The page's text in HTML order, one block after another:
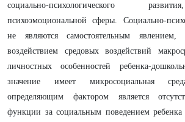
социально-психологического
психоэмоциональной сферы. Социально-
не являются самостоятельным
воздействием средовых воздействий
личностных особенностей ребенка-
значение имеет микросоциальная
определяющим фактором является
функции за социальным поведением